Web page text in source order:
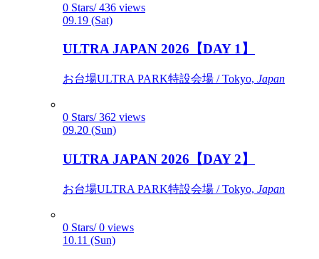
0 Stars/ 436 views
09.19 (Sat)
ULTRA JAPAN 2026【DAY 1】
お台場ULTRA PARK特設会場 / Tokyo, Japan
0 Stars/ 362 views
09.20 (Sun)
ULTRA JAPAN 2026【DAY 2】
お台場ULTRA PARK特設会場 / Tokyo, Japan
0 Stars/ 0 views
10.11 (Sun)